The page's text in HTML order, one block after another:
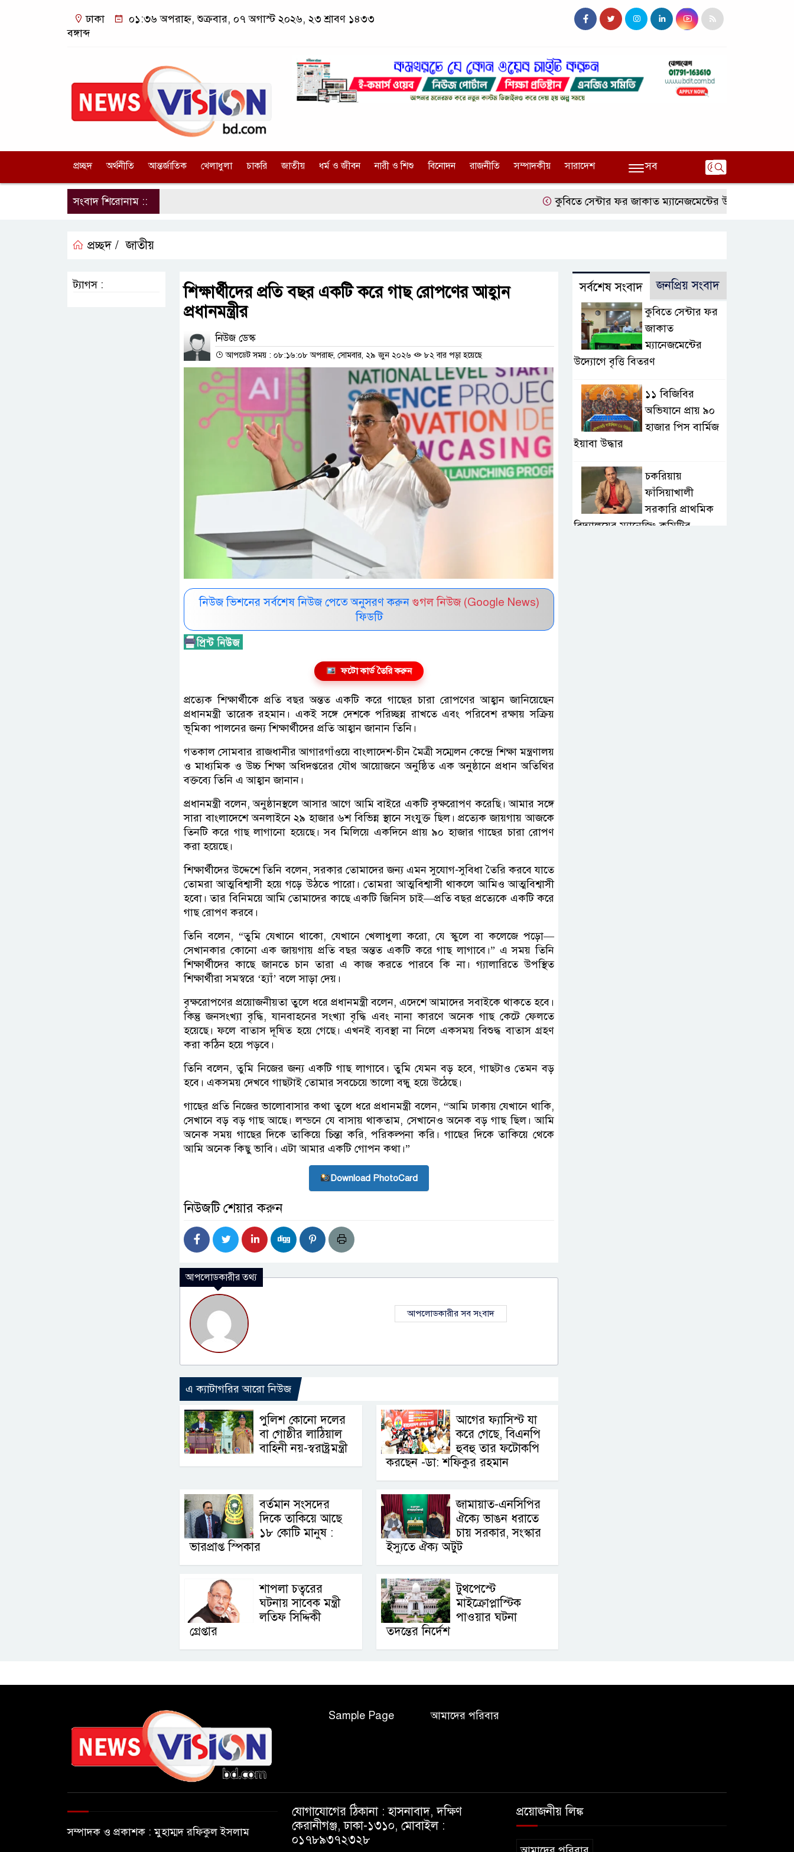
ঢাকা
০১:৩৬ অপরাহ্ন, শুক্রবার, ০৭ অগাস্ট ২০২৬, ২৩ শ্রাবণ ১৪৩৩
বঙ্গাব্দ
প্রচ্ছদ অর্থনীতি আন্তর্জাতিক খেলাধুলা চাকরি জাতীয় ধর্ম ও জীবন নারী ও শিশু বিনোদন রাজনীতি সম্পাদকীয় সারাদেশ সব
সংবাদ শিরোনাম :: কুবিতে সেন্টার ফর জাকাত ম্যানেজমেন্টের উদ্যোগে বৃত্তি বিতরণ
প্রচ্ছদ / জাতীয়
শিক্ষার্থীদের প্রতি বছর একটি করে গাছ রোপণের আহ্বান
প্রধানমন্ত্রীর
নিউজ ডেস্ক
আপডেট সময় : ০৮:১৬:০৮ অপরাহ্ন, সোমবার, ২৯ জুন ২০২৬ ৮২ বার পড়া হয়েছে
নিউজ ভিশনের সর্বশেষ নিউজ পেতে অনুসরণ করুন গুগল নিউজ (Google News)
ফিডটি
ফটো কার্ড তৈরি করুন
প্রত্যেক শিক্ষার্থীকে প্রতি বছর অন্তত একটি করে গাছের চারা রোপণের আহ্বান জানিয়েছেন
প্রধানমন্ত্রী তারেক রহমান। একই সঙ্গে দেশকে পরিচ্ছন্ন রাখতে এবং পরিবেশ রক্ষায় সক্রিয়
ভূমিকা পালনের জন্য শিক্ষার্থীদের প্রতি আহ্বান জানান তিনি।
গতকাল সোমবার রাজধানীর আগারগাঁওয়ে বাংলাদেশ-চীন মৈত্রী সম্মেলন কেন্দ্রে শিক্ষা মন্ত্রণালয়
ও মাধ্যমিক ও উচ্চ শিক্ষা অধিদপ্তরের যৌথ আয়োজনে অনুষ্ঠিত এক অনুষ্ঠানে প্রধান অতিথির
বক্তব্যে তিনি এ আহ্বান জানান।
প্রধানমন্ত্রী বলেন, অনুষ্ঠানস্থলে আসার আগে আমি বাইরে একটি বৃক্ষরোপণ করেছি। আমার সঙ্গে
সারা বাংলাদেশে অনলাইনে ২৯ হাজার ৬শ বিভিন্ন স্থানে সংযুক্ত ছিল। প্রত্যেক জায়গায় আজকে
তিনটি করে গাছ লাগানো হয়েছে। সব মিলিয়ে একদিনে প্রায় ৯০ হাজার গাছের চারা রোপণ
করা হয়েছে।
শিক্ষার্থীদের উদ্দেশে তিনি বলেন, সরকার তোমাদের জন্য এমন সুযোগ-সুবিধা তৈরি করবে যাতে
তোমরা আত্মবিশ্বাসী হয়ে গড়ে উঠতে পারো। তোমরা আত্মবিশ্বাসী থাকলে আমিও আত্মবিশ্বাসী
হবো। তার বিনিময়ে আমি তোমাদের কাছে একটি জিনিস চাই—প্রতি বছর প্রত্যেকে একটি করে
গাছ রোপণ করবে।
তিনি বলেন, “তুমি যেখানে থাকো, যেখানে খেলাধুলা করো, যে স্কুলে বা কলেজে পড়ো—
সেখানকার কোনো এক জায়গায় প্রতি বছর অন্তত একটি করে গাছ লাগাবে।” এ সময় তিনি
শিক্ষার্থীদের কাছে জানতে চান তারা এ কাজ করতে পারবে কি না। গ্যালারিতে উপস্থিত
শিক্ষার্থীরা সমস্বরে ‘হ্যাঁ’ বলে সাড়া দেয়।
বৃক্ষরোপণের প্রয়োজনীয়তা তুলে ধরে প্রধানমন্ত্রী বলেন, এদেশে আমাদের সবাইকে থাকতে হবে।
কিন্তু জনসংখ্যা বৃদ্ধি, যানবাহনের সংখ্যা বৃদ্ধি এবং নানা কারণে অনেক গাছ কেটে ফেলতে
হয়েছে। ফলে বাতাস দূষিত হয়ে গেছে। এখনই ব্যবস্থা না নিলে একসময় বিশুদ্ধ বাতাস গ্রহণ
করা কঠিন হয়ে পড়বে।
তিনি বলেন, তুমি নিজের জন্য একটি গাছ লাগাবে। তুমি যেমন বড় হবে, গাছটাও তেমন বড়
হবে। একসময় দেখবে গাছটাই তোমার সবচেয়ে ভালো বন্ধু হয়ে উঠেছে।
গাছের প্রতি নিজের ভালোবাসার কথা তুলে ধরে প্রধানমন্ত্রী বলেন, “আমি ঢাকায় যেখানে থাকি,
সেখানে বড় বড় গাছ আছে। লন্ডনে যে বাসায় থাকতাম, সেখানেও অনেক বড় গাছ ছিল। আমি
অনেক সময় গাছের দিকে তাকিয়ে চিন্তা করি, পরিকল্পনা করি। গাছের দিকে তাকিয়ে থেকে
আমি অনেক কিছু ভাবি। এটা আমার একটি গোপন কথা।”
Download PhotoCard
নিউজটি শেয়ার করুন
আপলোডকারীর তথ্য
আপলোডকারীর সব সংবাদ
এ ক্যাটাগরির আরো নিউজ
পুলিশ কোনো দলের
বা গোষ্ঠীর লাঠিয়াল
বাহিনী নয়-স্বরাষ্ট্রমন্ত্রী
আগের ফ্যাসিস্ট যা
করে গেছে, বিএনপি
হুবহু তার ফটোকপি
করছেন -ডা: শফিকুর রহমান
বর্তমান সংসদের
দিকে তাকিয়ে আছে
১৮ কোটি মানুষ :
ভারপ্রাপ্ত স্পিকার
জামায়াত-এনসিপির
ঐক্যে ভাঙন ধরাতে
চায় সরকার, সংস্কার
ইস্যুতে ঐক্য অটুট
শাপলা চত্বরের
ঘটনায় সাবেক মন্ত্রী
লতিফ সিদ্দিকী
গ্রেপ্তার
টুথপেস্টে
মাইক্রোপ্লাস্টিক
পাওয়ার ঘটনা
তদন্তের নির্দেশ
ট্যাগস : সর্বশেষ সংবাদ জনপ্রিয় সংবাদ
কুবিতে সেন্টার ফর
জাকাত
ম্যানেজমেন্টের
উদ্যোগে বৃত্তি বিতরণ
১১ বিজিবির
অভিযানে প্রায় ৯০
হাজার পিস বার্মিজ
ইয়াবা উদ্ধার
চকরিয়ায়
ফাঁসিয়াখালী
সরকারি প্রাথমিক
বিদ্যালয়ের ম্যানেজিং কমিটির
Sample Page আমাদের পরিবার
সম্পাদক ও প্রকাশক : মুহাম্মদ রফিকুল ইসলাম
যোগাযোগের ঠিকানা : হাসনাবাদ, দক্ষিণ
কেরানীগঞ্জ, ঢাকা-১৩১০, মোবাইল :
০১৭৮৯৩৭২৩২৮
প্রয়োজনীয় লিঙ্ক